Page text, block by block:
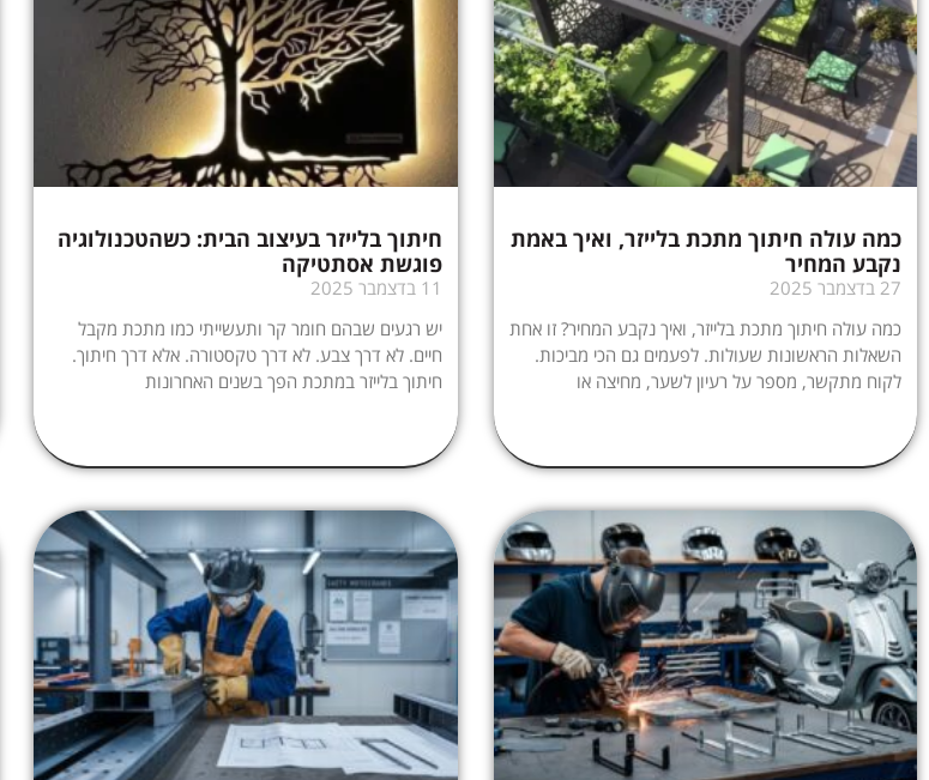
כמה עולה חיתוך מתכת בלייזר, ואיך באמת
נקבע המחיר
27 בדצמבר 2025
כמה עולה חיתוך מתכת בלייזר, ואיך נקבע המחיר? זו אחת
השאלות הראשונות שעולות. לפעמים גם הכי מביכות.
לקוח מתקשר, מספר על רעיון לשער, מחיצה או
חיתוך בלייזר בעיצוב הבית: כשהטכנולוגיה
פוגשת אסתטיקה
11 בדצמבר 2025
יש רגעים שבהם חומר קר ותעשייתי כמו מתכת מקבל
חיים. לא דרך צבע. לא דרך טקסטורה. אלא דרך חיתוך.
חיתוך בלייזר במתכת הפך בשנים האחרונות